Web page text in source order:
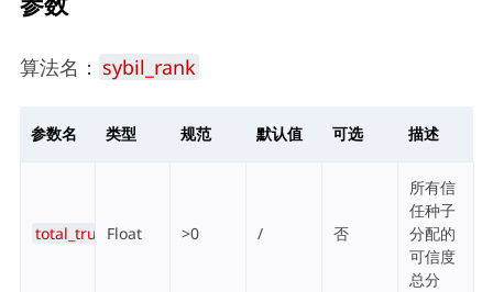
算法名： sybil_rank
参数名 类型 规范 默认值 可选 描述
total_trustFloat >0 / 否
所有信
任种子
分配的
可信度
总分